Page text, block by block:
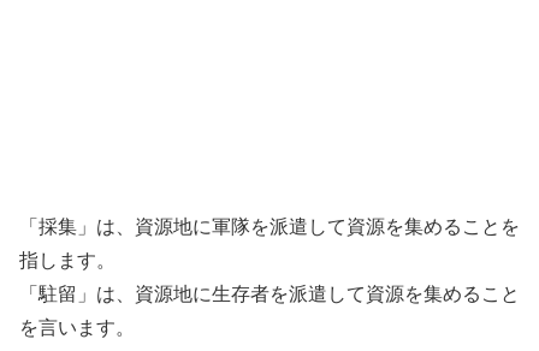
「採集」は、資源地に軍隊を派遣して資源を集めることを
指します。
「駐留」は、資源地に生存者を派遣して資源を集めること
を言います。